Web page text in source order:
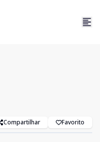
Compartilhar Favorito